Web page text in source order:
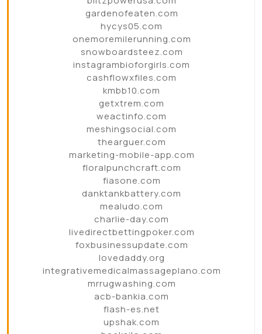
gardenofeaten.com
hycys05.com
onemoremilerunning.com
snowboardsteez.com
instagrambioforgirls.com
cashflowxfiles.com
kmbb10.com
getxtrem.com
weactinfo.com
meshingsocial.com
thearguer.com
marketing-mobile-app.com
floralpunchcraft.com
fiasone.com
danktankbattery.com
mealudo.com
charlie-day.com
livedirectbettingpoker.com
foxbusinessupdate.com
lovedaddy.org
integrativemedicalmassageplano.com
mrrugwashing.com
acb-bankia.com
flash-es.net
upshak.com